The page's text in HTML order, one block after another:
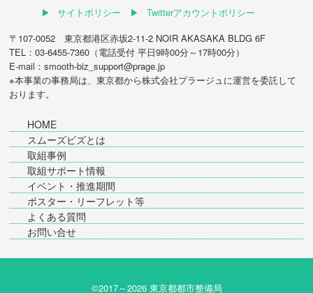
サイトポリシー
Twitterアカウントポリシー
〒107-0052 東京都港区赤坂2-11-2 NOIR AKASAKA BLDG 6F
TEL：03-6455-7360（電話受付 平日9時00分～17時00分）
E-mail：smooth-biz_support@prage.jp
※本事業の事務局は、東京都から株式会社プラージュに運営を委託して
おります。
HOME
スムーズビズとは
取組事例
取組サポート情報
イベント・推進期間
ポスター・リーフレット等
よくある質問
お問い合せ
©2017～2026 東京都都市整備局